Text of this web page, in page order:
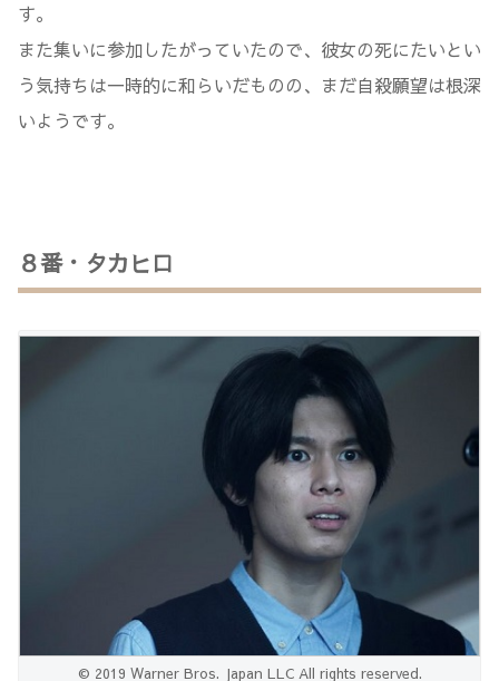
す。
また集いに参加したがっていたので、彼女の死にたいとい
う気持ちは一時的に和らいだものの、まだ自殺願望は根深
いようです。
８番・タカヒロ
© 2019 Warner Bros. Japan LLC All rights reserved.